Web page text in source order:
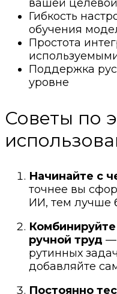
вашей
Гибкость
обучения
Простота
Поддержка
уровне
Советы по
Начинайте с
точнее вы
ИИ, тем лучше
ручной труд —
рутинных
добавляйте
Постоянно